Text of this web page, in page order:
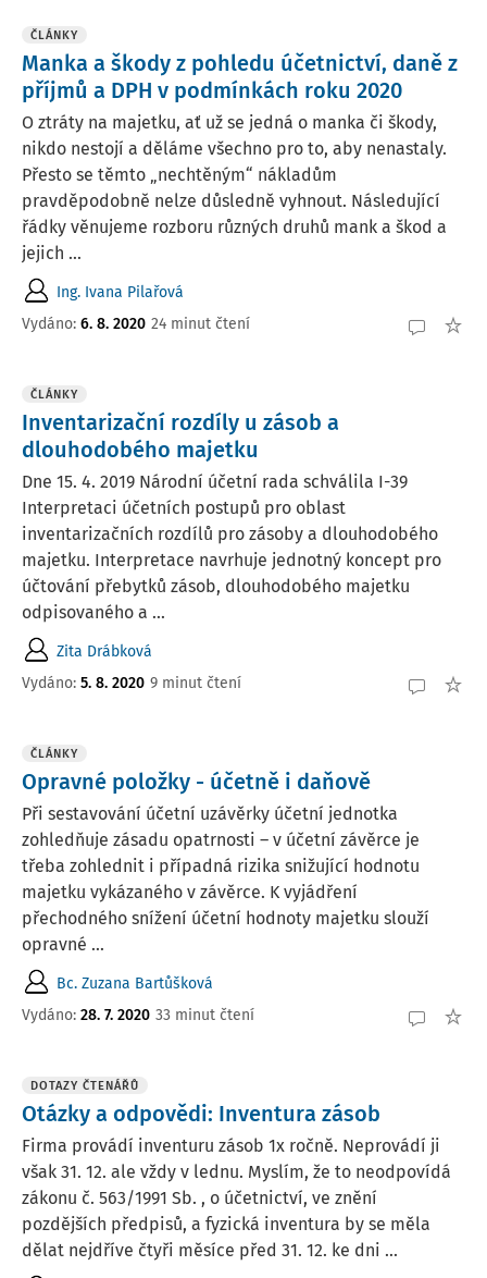
ČLÁNKY
Manka a škody z pohledu účetnictví, daně z
příjmů a DPH v podmínkách roku 2020
O ztráty na majetku, ať už se jedná o manka či škody,
nikdo nestojí a děláme všechno pro to, aby nenastaly.
Přesto se těmto „nechtěným“ nákladům
pravděpodobně nelze důsledně vyhnout. Následující
řádky věnujeme rozboru různých druhů mank a škod a
jejich ...
Ing. Ivana Pilařová
Vydáno: 6. 8. 2020 24 minut čtení
ČLÁNKY
Inventarizační rozdíly u zásob a
dlouhodobého majetku
Dne 15. 4. 2019 Národní účetní rada schválila I-39
Interpretaci účetních postupů pro oblast
inventarizačních rozdílů pro zásoby a dlouhodobého
majetku. Interpretace navrhuje jednotný koncept pro
účtování přebytků zásob, dlouhodobého majetku
odpisovaného a ...
Zita Drábková
Vydáno: 5. 8. 2020 9 minut čtení
ČLÁNKY
Opravné položky - účetně i daňově
Při sestavování účetní uzávěrky účetní jednotka
zohledňuje zásadu opatrnosti – v účetní závěrce je
třeba zohlednit i případná rizika snižující hodnotu
majetku vykázaného v závěrce. K vyjádření
přechodného snížení účetní hodnoty majetku slouží
opravné ...
Bc. Zuzana Bartůšková
Vydáno: 28. 7. 2020 33 minut čtení
DOTAZY ČTENÁŘŮ
Otázky a odpovědi: Inventura zásob
Firma provádí inventuru zásob 1x ročně. Neprovádí ji
však 31. 12. ale vždy v lednu. Myslím, že to neodpovídá
zákonu č. 563/1991 Sb. , o účetnictví, ve znění
pozdějších předpisů, a fyzická inventura by se měla
dělat nejdříve čtyři měsíce před 31. 12. ke dni ...